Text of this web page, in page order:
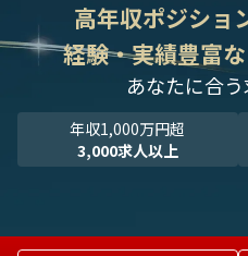
高年収ポジショ
経験・実績豊富
あなたに合
年収1,000万円超
3,000求人以上